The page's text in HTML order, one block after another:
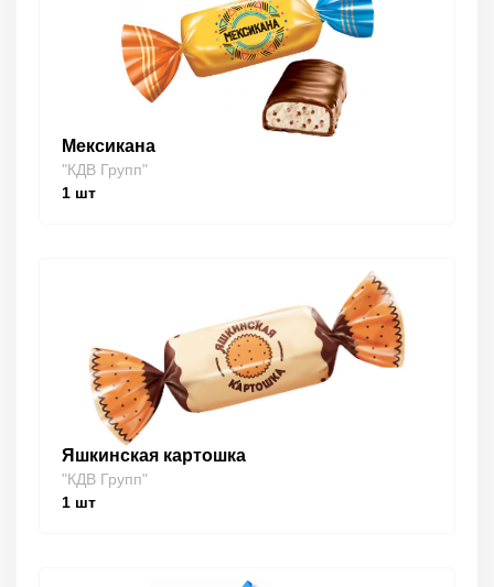
Мексикана
"КДВ Групп"
1 шт
Яшкинская картошка
"КДВ Групп"
1 шт